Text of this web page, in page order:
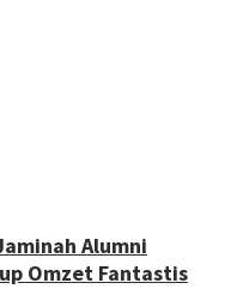
Alumni
Omzet Fantastis